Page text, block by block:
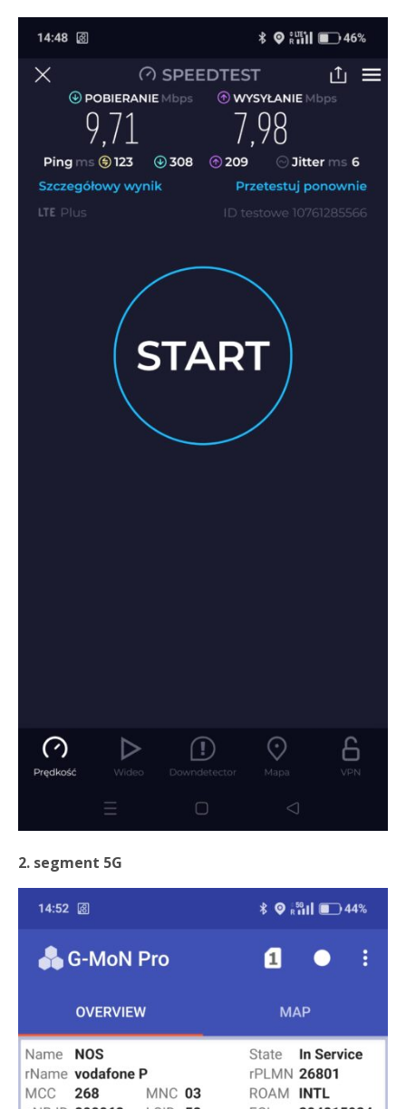
2. segment 5G